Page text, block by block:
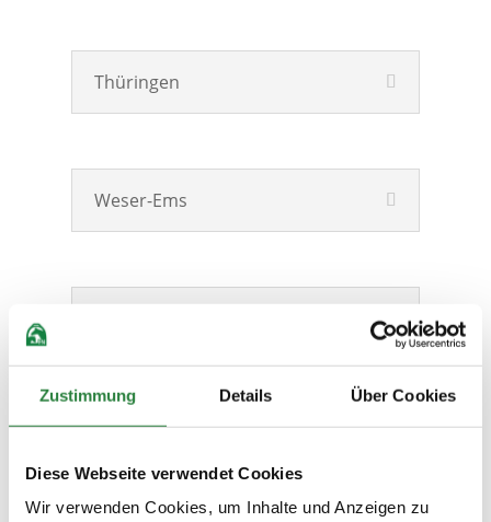
Zustimmung Details Über Cookies
Diese Webseite verwendet Cookies
Wir verwenden Cookies, um Inhalte und Anzeigen zu
Thüringen
Weser-Ems
Neumitglieder
Wer vor Ort neues Persönliches